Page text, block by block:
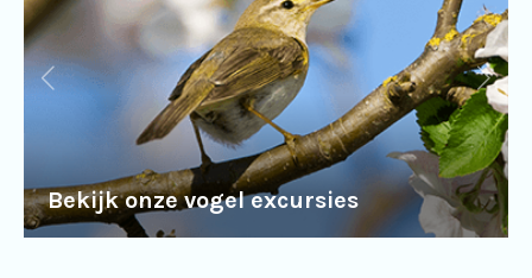
Bekijk onze vogel excursies